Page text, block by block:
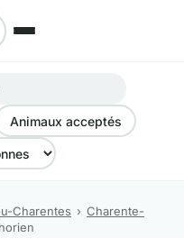
Animaux acceptés
Charentes
Charente-